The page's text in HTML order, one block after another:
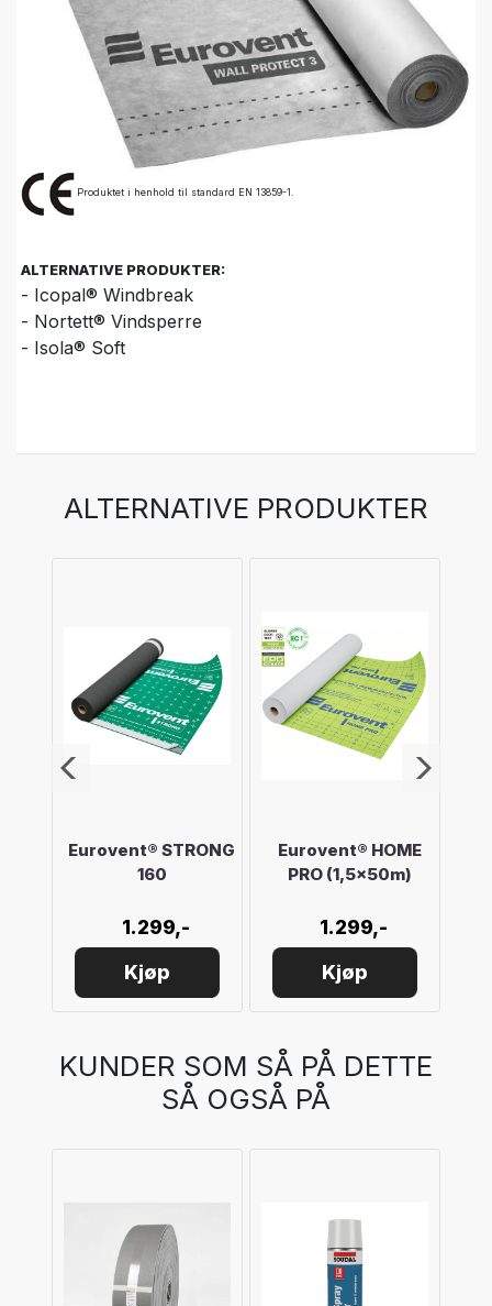
Produktet i henhold til standard EN 13859-1.
ALTERNATIVE PRODUKTER:
- Icopal® Windbreak
- Nortett® Vindsperre
- Isola® Soft
ALTERNATIVE PRODUKTER
Eurovent® STRONG
160
1.299,-
Kjøp
Eurovent® HOME
PRO (1,5x50m)
1.299,-
Kjøp
KUNDER SOM SÅ PÅ DETTE
SÅ OGSÅ PÅ